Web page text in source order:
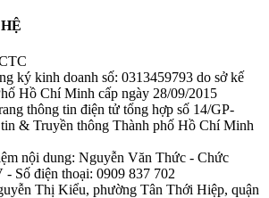
ký kinh doanh số: 0313459793 do sở kế
Hồ Chí Minh cấp ngày 28/09/2015
thông tin điện tử tổng hợp số 14/GP-
& Truyền thông Thành phố Hồ Chí Minh
nội dung: Nguyễn Văn Thức - Chức
Số điện thoại: 0909 837 702
Thị Kiểu, phường Tân Thới Hiệp, quận